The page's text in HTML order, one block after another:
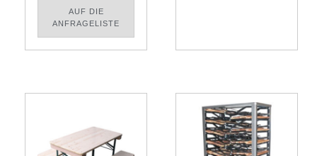
AUF DIE
ANFRAGELISTE